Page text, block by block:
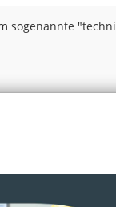
sogenannte